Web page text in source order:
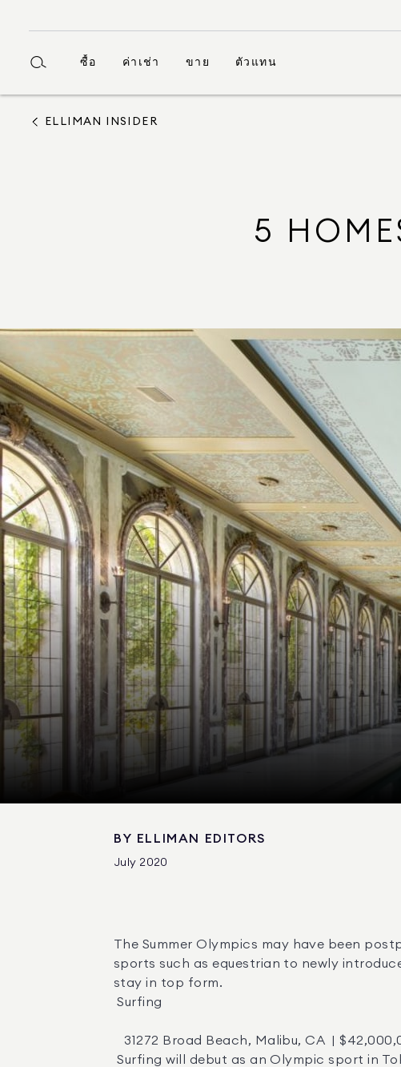
ซื้อ ค่าเช่า ขาย ตัวแทน
ELLIMAN INSIDER
5
BY ELLIMAN EDITORS
July 2020
The Summer Olympics may have been
sports such as equestrian to newly
stay in top form.
Surfing
Surfing will debut as an Olympic sport in Tokyo in 2021, and this surfer’s paradise off the California coast would make the ideal